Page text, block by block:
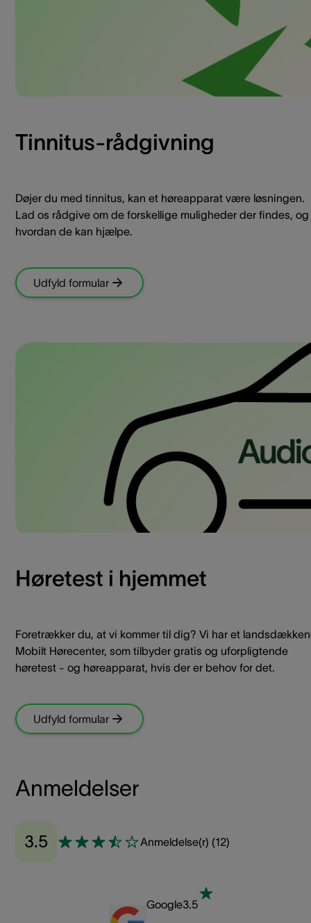
Tinnitus-rådgivning
Døjer du med tinnitus, kan et høreapparat være løsningen.
Lad os rådgive om de forskellige muligheder der findes, og
hvordan de kan hjælpe.
Udfyld formular
Høretest i hjemmet
Foretrækker du, at vi kommer til dig? Vi har et
Mobilt Hørecenter, som tilbyder gratis og uforpligtende
høretest - og høreapparat, hvis der er behov for det.
Udfyld formular
Anmeldelser
3.5 Anmeldelse(r) (12)
Google3.5